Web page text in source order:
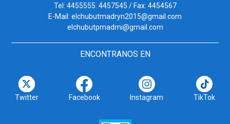
Tel: 4455555. 4457545 / Fax: 4454567
E-Mail: elchubutmadryn2015@gmail.com
elchubutpmadmi@gmail.com
ENCONTRANOS EN
Twitter Facebook Instagram TikTok